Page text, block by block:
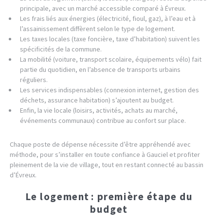
principale, avec un marché accessible comparé à Évreux.
Les frais liés aux énergies (électricité, fioul, gaz), à l’eau et à
l’assainissement diffèrent selon le type de logement.
Les taxes locales (taxe foncière, taxe d’habitation) suivent les
spécificités de la commune.
La mobilité (voiture, transport scolaire, équipements vélo) fait
partie du quotidien, en l’absence de transports urbains
réguliers.
Les services indispensables (connexion internet, gestion des
déchets, assurance habitation) s’ajoutent au budget.
Enfin, la vie locale (loisirs, activités, achats au marché,
événements communaux) contribue au confort sur place.
Chaque poste de dépense nécessite d’être appréhendé avec
méthode, pour s’installer en toute confiance à Gauciel et profiter
pleinement de la vie de village, tout en restant connecté au bassin
d’Évreux.
Le logement : première étape du
budget